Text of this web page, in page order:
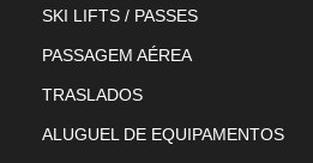
SKI LIFTS / PASSES
PASSAGEM AÉREA
TRASLADOS
ALUGUEL DE EQUIPAMENTOS